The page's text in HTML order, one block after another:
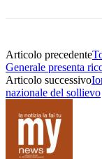
Articolo precedente
Generale presenta
Articolo successivo
nazionale del sollievo